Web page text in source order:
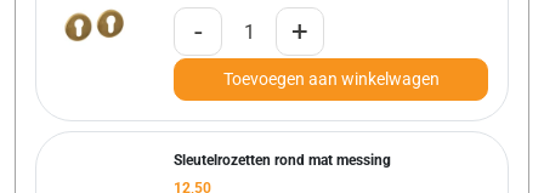
- +
Toevoegen aan winkelwagen
Sleutelrozetten rond mat messing
12,50